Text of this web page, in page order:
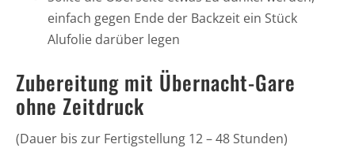
einfach gegen Ende der Backzeit ein Stück
Alufolie darüber legen
Zubereitung mit Übernacht-Gare
ohne Zeitdruck
(Dauer bis zur Fertigstellung 12 – 48 Stunden)